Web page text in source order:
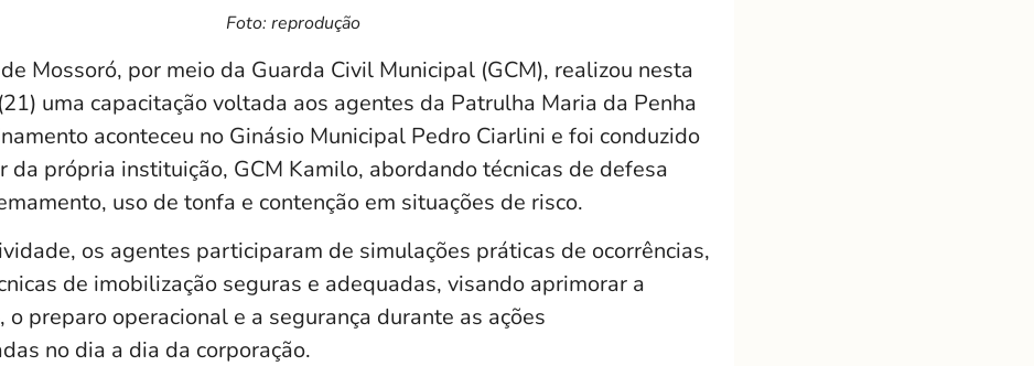
Foto: reprodução
Mossoró, por meio da Guarda Civil Municipal (GCM), realizou nesta
uma capacitação voltada aos agentes da Patrulha Maria da Penha
aconteceu no Ginásio Municipal Pedro Ciarlini e foi conduzido
da própria instituição, GCM Kamilo, abordando técnicas de defesa
uso de tonfa e contenção em situações de risco.
os agentes participaram de simulações práticas de ocorrências,
de imobilização seguras e adequadas, visando aprimorar a
o preparo operacional e a segurança durante as ações
no dia a dia da corporação.